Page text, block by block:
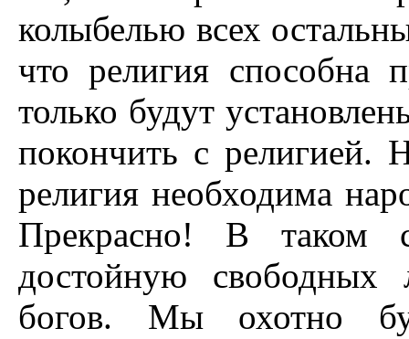
колыбелью всех
что религия способна
только будут
покончить с религией.
религия необходима
Прекрасно! В таком
достойную свободных
богов. Мы охотно